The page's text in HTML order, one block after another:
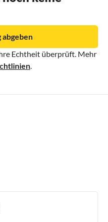
Echtheit überprüft. Mehr